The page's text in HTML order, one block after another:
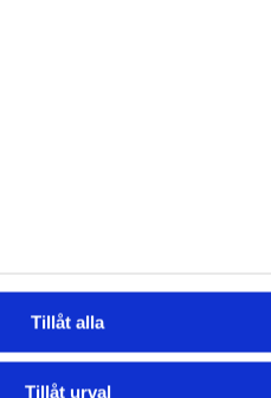
Tillåt alla
Tillåt urval
att bibehålla sin form och
tillverkas av ett tyg som kan
under många
i Storbritannien med hjälp
bläck som ger
Polyethylene-